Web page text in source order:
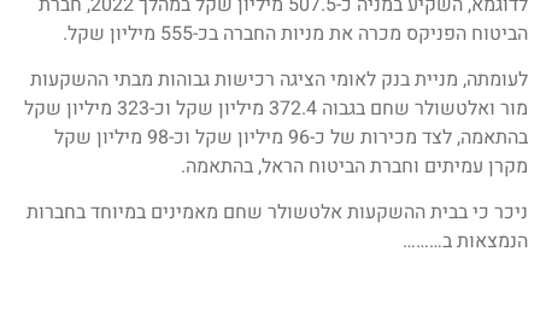
הביטוח הפניקס מכרה את מניות החברה בכ-555 מיליון שקל.
לעומתה, מניית בנק לאומי הציגה רכישות גבוהות מבתי ההשקעות
מור ואלטשולר שחם בגבוה 372.4 מיליון שקל וכ-323 מיליון שקל
בהתאמה, לצד מכירות של כ-96 מיליון שקל וכ-98 מיליון שקל
מקרן עמיתים וחברת הביטוח הראל, בהתאמה.
ניכר כי בבית ההשקעות אלטשולר שחם מאמינים במיוחד בחברות
הנמצאות ב………